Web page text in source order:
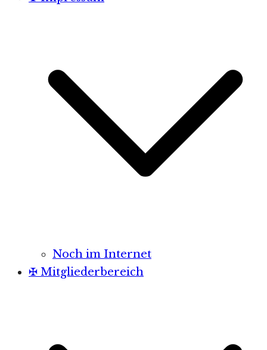
Noch im Internet
✠ Mitgliederbereich